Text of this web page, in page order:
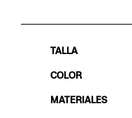
TALLA
COLOR
MATERIALES